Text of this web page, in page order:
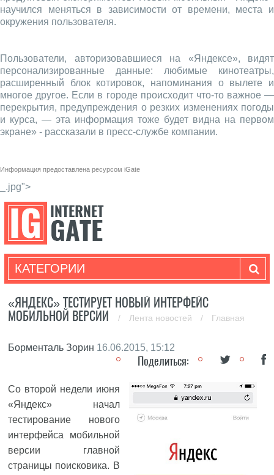
научился меняться в зависимости от времени, места и
окружения пользователя.
Пользователи, авторизовавшиеся на «Яндексе», видят
персонализированные данные: любимые кинотеатры,
расширенный блок котировок, напоминания о вылете и
многое другое. Если в городе происходит что-то важное —
перекрытия, предупреждения о резких изменениях погоды
и курса, — эта информация тоже будет видна на первом
экране» - рассказали в пресс-службе компании.
Информация предоставлена ресурсом iGate
_.jpg">
КАТЕГОРИИ
«ЯНДЕКС» ТЕСТИРУЕТ НОВЫЙ ИНТЕРФЕЙС
МОБИЛЬНОЙ ВЕРСИИ
/ Лента новостей / Главная
Борменталь Зорин 16.06.2015, 15:12
Поделиться:
Со второй недели июня
«Яндекс» начал
тестирование нового
интерфейса мобильной
версии главной
страницы поисковика. В